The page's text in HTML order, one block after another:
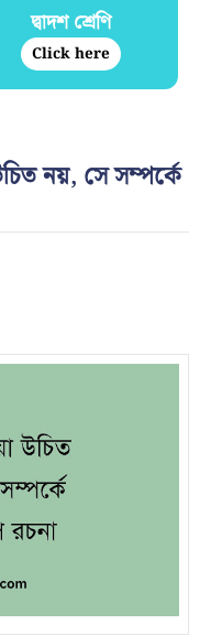
দ্বাদশ শ্রেণি
Click here
নয়, সে সম্পর্কে